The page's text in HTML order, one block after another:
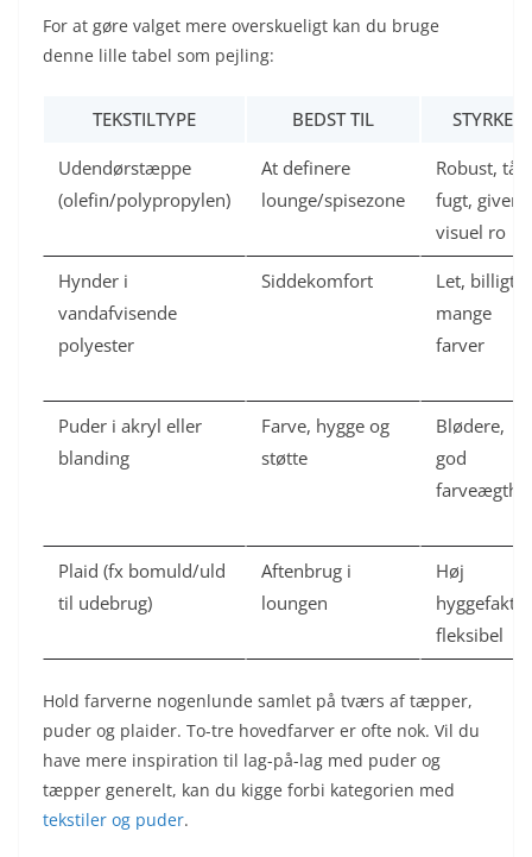
For at gøre valget mere overskueligt kan du bruge
denne lille tabel som pejling:
TEKSTILTYPE BEDST TIL STYRKER
Udendørstæppe
(olefin/polypropylen)
At definere
lounge/spisezone
Robust,
fugt, giver
visuel ro
Hynder i
vandafvisende
polyester
Siddekomfort
Let, billigt,
mange
farver
Puder i akryl eller
blanding
Farve, hygge og
støtte
Blødere,
god
Plaid (fx bomuld/uld
til udebrug)
Aftenbrug i
loungen
Høj
fleksibel
Hold farverne nogenlunde samlet på tværs af tæpper,
puder og plaider. To-tre hovedfarver er ofte nok. Vil du
have mere inspiration til lag-på-lag med puder og
tæpper generelt, kan du kigge forbi kategorien med
tekstiler og puder.